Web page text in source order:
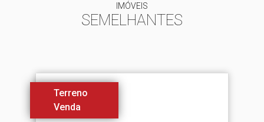
IMÓVEIS
SEMELHANTES
Terreno
Venda